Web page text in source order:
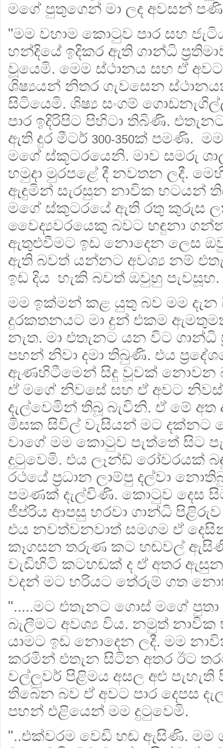
මගේ පුතුගෙන් මා ලද අවසන්
"මම වහාම කොටුව පාර සහ
හන්දියේ ඉදිකර ඇති ගාන්ධි
වූයෙමි. මෙම ස්ථානය සහ ඒ
ශිෂ්‍යයන් නිතර ගැවසෙන
සිටියෙමි. ශිෂ්‍ය සංගම්
පාර ඉදිරිපිට පිහිටා තිබිණි.
ඇති දුර මීටර් 300-350ක් පමණි. මම
මගේ ස්කූටරයෙනි. මාව සමරු
හමුදා මුරපළේ දී නවතන ලදී.
ඇඳුමින් සැරසුන නාවික භටයන්
මගේ ස්කුටරයේ ඇති රතු කුරුස
වෛද්‍යවරයෙකු බවට හඳුනා
ඇතුළුවීමට ඉඩ නොදෙන ලෙස
ඇති බවත් යන්නට අවශ්‍ය නම්
ඉඩ දිය හැකි බවත් ඔවුහු පැවසූහ.
මම ඉක්මන් කළ යුතු බව මම දැන
දුරකතනයට මා දුන් එකම
නැත. මා එතැනට යන විට ගාන්ධි
පහන් නිවා දමා තිබුණි. එය
ඇණහිටීමෙන් සිදු වූවක් නොවන
ඒ මගේ නිවසේ සහ ඒ අවට
දැල්වෙමින් තිබූ බැවිනි. ඒ මේ
මිසක සිවිල් වැසියන් මට දක්නට
වාගේ මම කොටුව පැත්තේ සිට
දුටුවෙමි. එය ලෑන්ඩ් රෝවරයක්
රථයේ ප්‍රධාන ලාම්පු දල්වා
පමණක් දැල්විණි. කොටුව දෙස
ජීප්රිය ආපසු හරවා ගාන්ධි
එය නවත්වනවාත් සමගම ඒ
කෑගසන තරුණ කට හඬවල්
වැඩිහිටි කටහඬක් ද ඒ අතර
වදන් මට හරියට තේරුම් ගත
".....මට එතැනට ගොස් මගේ
බැලීමට අවශ්‍ය විය. නමුත්
යාමට ඉඩ නොදෙන ලදී. මම
කරමින් එතැන සිටින අතර ඊට
වල්ලුවර් පිළිමය අසල අළු
තිබෙන බව ඒ අවට පාර දෙපස
පහන් එළියෙන් මම දුටුවෙමි.
"..එක්වරම වෙඩි හඬ ඇසිණි. මම